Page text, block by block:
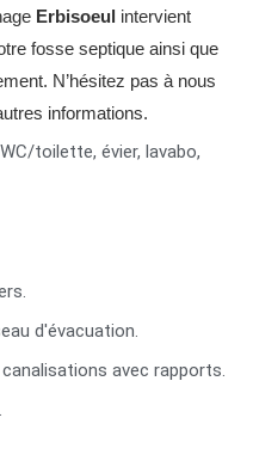
Erbisoeul intervient
fosse septique ainsi que
N’hésitez pas à nous
informations.
toilette, évier, lavabo,
d'évacuation.
avec rapports.